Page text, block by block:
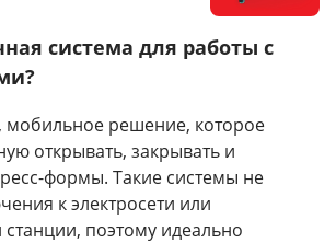
система для работы с
мобильное решение, которое
открывать, закрывать и
формы. Такие системы не
к электросети или
станции, поэтому идеально